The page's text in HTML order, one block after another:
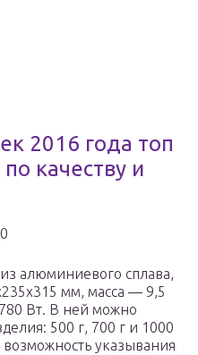
2016 года топ
качеству и
алюминиевого сплава,
мм, масса — 9,5
Вт. В ней можно
500 г, 700 г и 1000
возможность указывания